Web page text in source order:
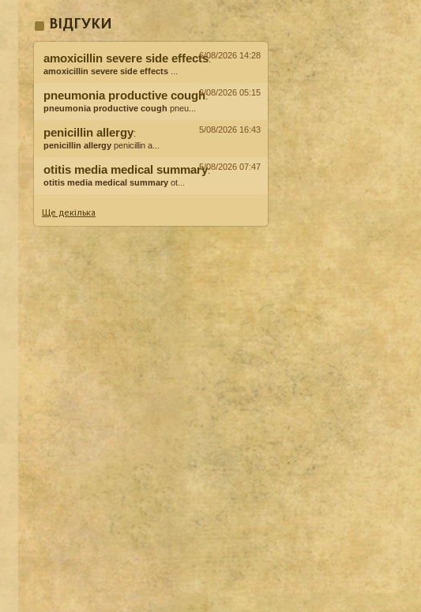
ВІДГУКИ
amoxicillin severe side effects:
amoxicillin severe side effects
6/08/2026 14:28
pneumonia productive cough:
pneumonia productive cough pneu...
6/08/2026 05:15
penicillin allergy:
penicillin allergy penicillin a...
5/08/2026 16:43
otitis media medical summary:
otitis media medical summary ot...
5/08/2026 07:47
Ще декілька